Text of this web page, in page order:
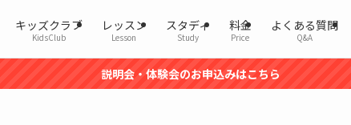
キッズクラブ
KidsClub
レッスン
Lesson
スタディ
Study
料金
Price
よくある質問
Q&A
説明会・体験会のお申込みはこちら